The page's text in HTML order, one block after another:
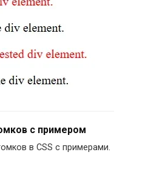
с примером
в CSS с примерами.